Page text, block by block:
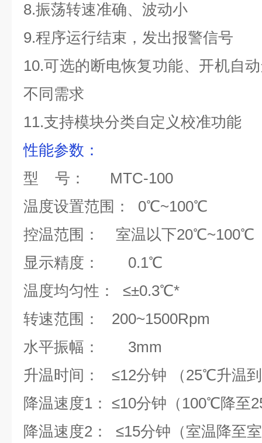
8.振荡转速准确、波动小
9.程序运行结束，发出报警信号
10.可选的断电恢复功能、开机自
不同需求
11.支持模块分类自定义校准功能
性能参数 ：
型 号： MTC-100
温度设置范围： 0℃~100℃
控温范围： 室温以下20℃~100℃
显示精度：
温度均匀性
转速范围： 200~1500Rpm
水平振幅： 3mm
升温时间： ≤12分钟 （25℃升
降温速度1： ≤10分钟（100℃降至
降温速度2： ≤15分钟（室温降至